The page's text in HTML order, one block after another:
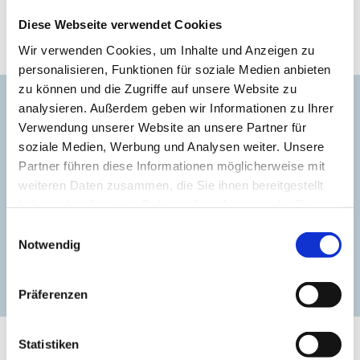
Diese Webseite verwendet Cookies
Wir verwenden Cookies, um Inhalte und Anzeigen zu
personalisieren, Funktionen für soziale Medien anbieten
zu können und die Zugriffe auf unsere Website zu
analysieren. Außerdem geben wir Informationen zu Ihrer
Verwendung unserer Website an unsere Partner für
soziale Medien, Werbung und Analysen weiter. Unsere
Partner führen diese Informationen möglicherweise mit
weiteren Daten zusammen, die Sie ihnen bereitgestellt
Notwendig
Präferenzen
Statistiken
Urlaub nutzen, um Surfen, Tauchen oder Segeln zu
lernen.
Kontakt
Herrenhaus Roggow
+49 38294 78323